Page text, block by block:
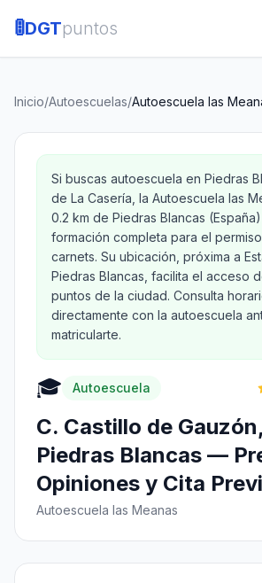
🚦DGTpuntos
Inicio/Autoescuelas/Autoescuela las
Si buscas autoescuela en Piedras
de La Casería, la Autoescuela las
0.2 km de Piedras Blancas
formación completa para el
carnets. Su ubicación, próxima a
Piedras Blancas, facilita el acceso
puntos de la ciudad. Consulta
directamente con la autoescuela
matricularte.
🎓 Autoescuela
C. Castillo de
Piedras Blancas —
Opiniones y Cita
Autoescuela las Meanas